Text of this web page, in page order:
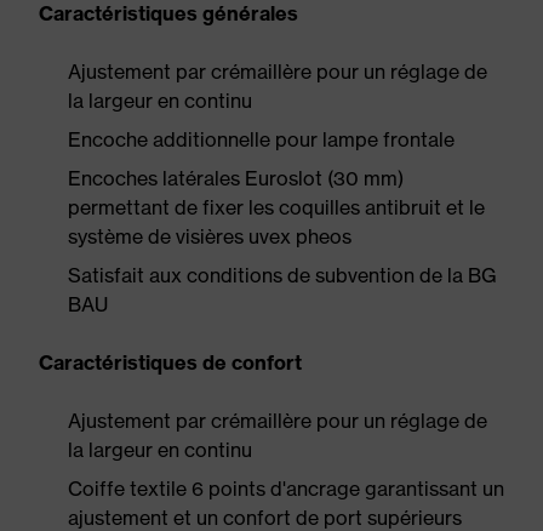
Caractéristiques générales
Ajustement par crémaillère pour un réglage de
la largeur en continu
Encoche additionnelle pour lampe frontale
Encoches latérales Euroslot (30 mm)
permettant de fixer les coquilles antibruit et le
système de visières uvex pheos
Satisfait aux conditions de subvention de la BG
BAU
Caractéristiques de confort
Ajustement par crémaillère pour un réglage de
la largeur en continu
Coiffe textile 6 points d'ancrage garantissant un
ajustement et un confort de port supérieurs